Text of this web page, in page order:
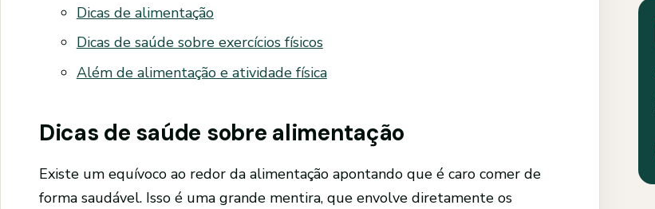
Dicas de alimentação
Dicas de saúde sobre exercícios físicos
Além de alimentação e atividade física
Dicas de saúde sobre alimentação
Existe um equívoco ao redor da alimentação apontando que é caro comer de
forma saudável. Isso é uma grande mentira, que envolve diretamente os